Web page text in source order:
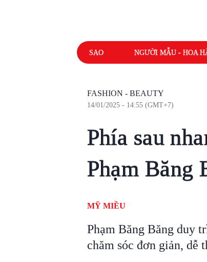
SAO NGƯỜI MẪU - HOA
FASHION - BEAUTY
14/01/2025 - 14:55 (GMT+7)
Phía sau
Phạm Băng
MỸ MIỀU
Phạm Băng Băng duy
chăm sóc đơn giản, dễ